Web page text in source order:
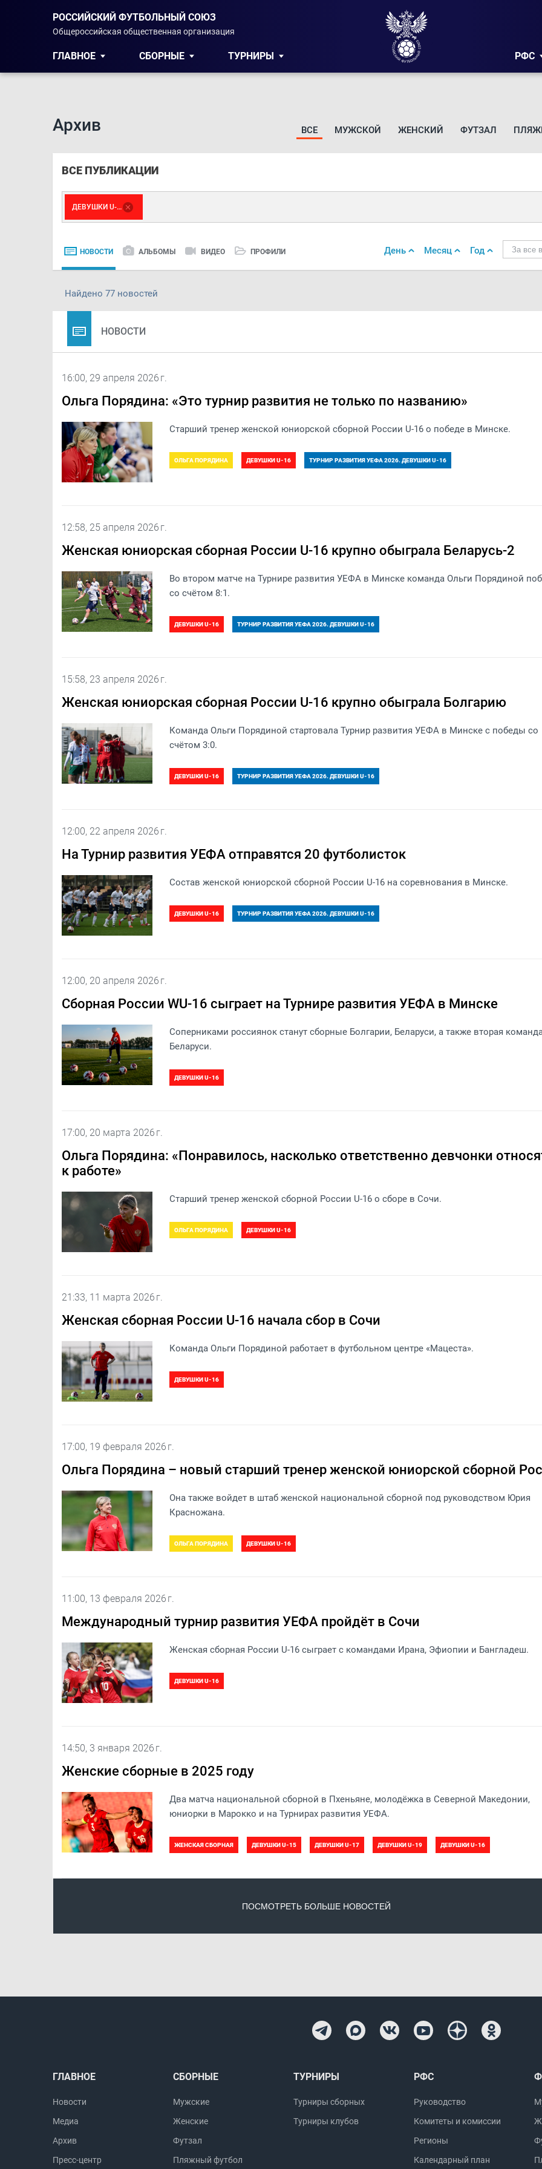
РОССИЙСКИЙ ФУТБОЛЬНЫЙ СОЮЗ
Общероссийская общественная организация
ГЛАВНОЕ СБОРНЫЕ ТУРНИРЫ РФС
Архив ВСЕ МУЖСКОЙ ЖЕНСКИЙ ФУТЗАЛ
ВСЕ ПУБЛИКАЦИИ
ДЕВУШКИ U-16
НОВОСТИ АЛЬБОМЫ ВИДЕО ПРОФИЛИ За все
Год
Месяц
День
Найдено 77 новостей
НОВОСТИ
16:00, 29 апреля 2026 г.
Ольга Порядина: «Это турнир развития не только по названию»
Старший тренер женской юниорской сборной России U-16 о победе в Минске.
ОЛЬГА ПОРЯДИНА ДЕВУШКИ U-16 ТУРНИР РАЗВИТИЯ УЕФА 2026. ДЕВУШКИ U-16
12:58, 25 апреля 2026 г.
Женская юниорская сборная России U-16 крупно обыграла Беларусь-2
Во втором матче на Турнире развития УЕФА в Минске команда Ольги Порядиной
со счётом 8:1.
ДЕВУШКИ U-16 ТУРНИР РАЗВИТИЯ УЕФА 2026. ДЕВУШКИ U-16
15:58, 23 апреля 2026 г.
Женская юниорская сборная России U-16 крупно обыграла Болгарию
Команда Ольги Порядиной стартовала Турнир развития УЕФА в Минске с победы со
счётом 3:0.
ДЕВУШКИ U-16 ТУРНИР РАЗВИТИЯ УЕФА 2026. ДЕВУШКИ U-16
12:00, 22 апреля 2026 г.
На Турнир развития УЕФА отправятся 20 футболисток
Состав женской юниорской сборной России U-16 на соревнования в Минске.
ДЕВУШКИ U-16 ТУРНИР РАЗВИТИЯ УЕФА 2026. ДЕВУШКИ U-16
12:00, 20 апреля 2026 г.
Сборная России WU-16 сыграет на Турнире развития УЕФА в Минске
Соперниками россиянок станут сборные Болгарии, Беларуси, а также вторая
Беларуси.
ДЕВУШКИ U-16
17:00, 20 марта 2026 г.
Ольга Порядина: «Понравилось, насколько ответственно девчонки
к работе»
Старший тренер женской сборной России U-16 о сборе в Сочи.
ОЛЬГА ПОРЯДИНА ДЕВУШКИ U-16
21:33, 11 марта 2026 г.
Женская сборная России U-16 начала сбор в Сочи
Команда Ольги Порядиной работает в футбольном центре «Мацеста».
ДЕВУШКИ U-16
17:00, 19 февраля 2026 г.
Ольга Порядина – новый старший тренер женской юниорской сборной
Она также войдет в штаб женской национальной сборной под руководством Юрия
Красножана.
ОЛЬГА ПОРЯДИНА ДЕВУШКИ U-16
11:00, 13 февраля 2026 г.
Международный турнир развития УЕФА пройдёт в Сочи
Женская сборная России U-16 сыграет с командами Ирана, Эфиопии и Бангладеш.
ДЕВУШКИ U-16
14:50, 3 января 2026 г.
Женские сборные в 2025 году
Два матча национальной сборной в Пхеньяне, молодёжка в Северной Македонии,
юниорки в Марокко и на Турнирах развития УЕФА.
ЖЕНСКАЯ СБОРНАЯ ДЕВУШКИ U-15 ДЕВУШКИ U-17 ДЕВУШКИ U-19 ДЕВУШКИ U-16
ПОСМОТРЕТЬ БОЛЬШЕ НОВОСТЕЙ
ГЛАВНОЕ
Новости
Медиа
Архив
Пресс-центр
СБОРНЫЕ
Мужские
Женские
Футзал
Пляжный футбол
ТУРНИРЫ
Турниры сборных
Турниры клубов
РФС
Руководство
Комитеты и комиссии
Регионы
Календарный план